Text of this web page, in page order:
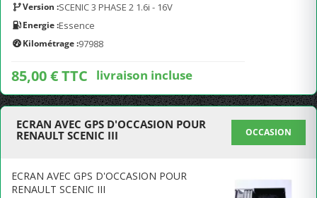
Version :SCENIC 3 PHASE 2 1.6i - 16V
Energie :Essence
Kilométrage :97988
85,00 € TTC livraison incluse
ECRAN AVEC GPS D'OCCASION POUR
RENAULT SCENIC III
OCCASION
ECRAN AVEC GPS D'OCCASION POUR
RENAULT SCENIC III